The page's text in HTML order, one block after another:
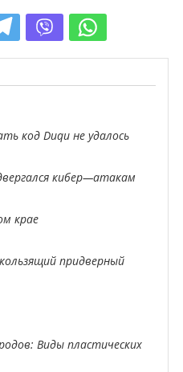
код Duqu не удалось
кибер—атакам
крае
придверный
Виды пластических